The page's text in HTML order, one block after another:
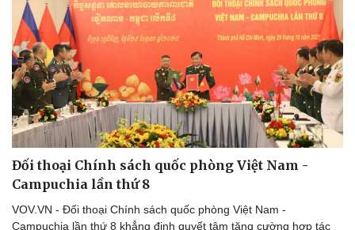
Thể thao
Bóng đá
Lịch thi đấu bóng đá
Thế giới thể thao
eSports
Hậu trường
Ô tô - Xe máy
Ô tô
Xe máy
Đối thoại Chính sách quốc phòng Việt Nam -
Campuchia lần thứ 8
VOV.VN - Đối thoại Chính sách quốc phòng Việt Nam -
Campuchia lần thứ 8 khẳng định quyết tâm tăng cường hợp tác